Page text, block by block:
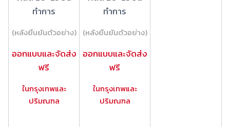
ทำการ
(หลังยืนยันตัวอย่าง)
ออกแบบและจัดส่ง
ฟรี
ในกรุงเทพและ
ปริมณฑล
ทำการ
(หลังยืนยันตัวอย่าง)
ออกแบบและจัดส่ง
ฟรี
ในกรุงเทพและ
ปริมณฑล